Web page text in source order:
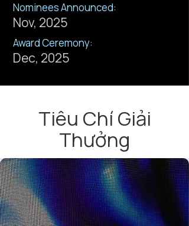
Nominees Announced:
Nov, 2025
Award Ceremony:
Dec, 2025
Tiêu Chí Giải
Thưởng